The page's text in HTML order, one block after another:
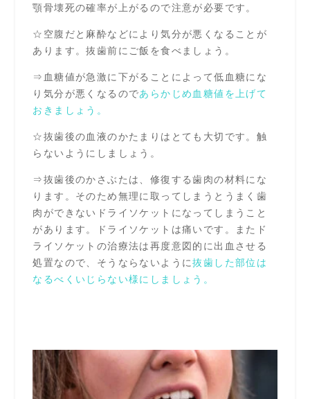
顎骨壊死の確率が上がるので注意が必要です。
☆空腹だと麻酔などにより気分が悪くなることが
あります。抜歯前にご飯を食べましょう。
⇒血糖値が急激に下がることによって低血糖にな
り気分が悪くなるのであらかじめ血糖値を上げて
おきましょう。
☆抜歯後の血液のかたまりはとても大切です。触
らないようにしましょう。
⇒抜歯後のかさぶたは、修復する歯肉の材料にな
ります。そのため無理に取ってしまうとうまく歯
肉ができないドライソケットになってしまうこと
があります。ドライソケットは痛いです。またド
ライソケットの治療法は再度意図的に出血させる
処置なので、そうならないように抜歯した部位は
なるべくいじらない様にしましょう。